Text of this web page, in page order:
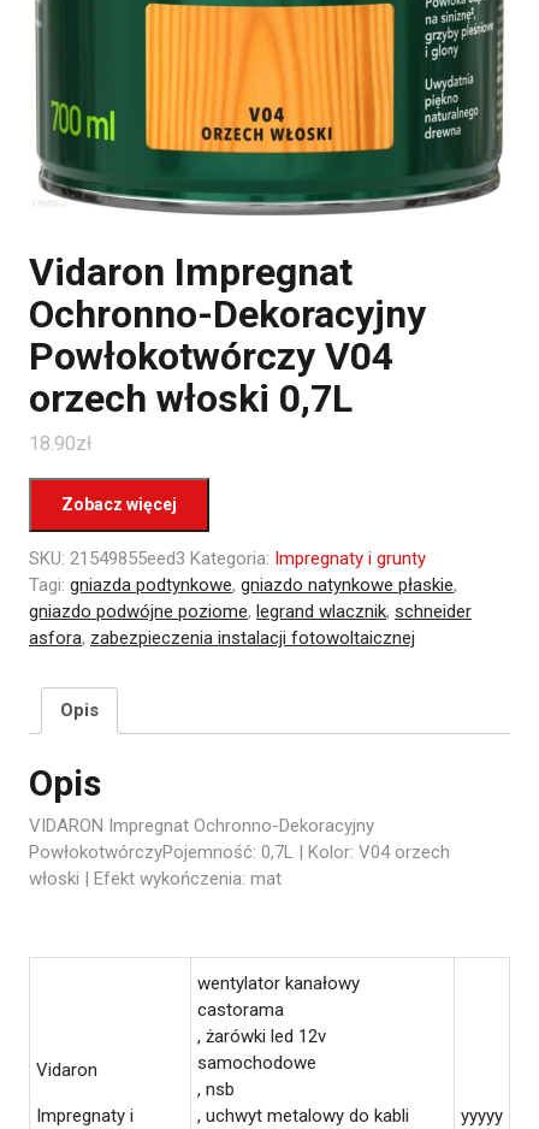
Vidaron Impregnat
Ochronno-Dekoracyjny
Powłokotwórczy V04
orzech włoski 0,7L
18.90zł
Zobacz więcej
SKU: 21549855eed3 Kategoria: Impregnaty i grunty
Tagi: gniazda podtynkowe, gniazdo natynkowe płaskie,
gniazdo podwójne poziome, legrand wlacznik, schneider
asfora, zabezpieczenia instalacji fotowoltaicznej
Opis
Opis
VIDARON Impregnat Ochronno-Dekoracyjny
PowłokotwórczyPojemność: 0,7L | Kolor: V04 orzech
włoski | Efekt wykończenia: mat
Vidaron
Impregnaty i
wentylator kanałowy
castorama
, żarówki led 12v
samochodowe
, nsb
, uchwyt metalowy do kabli
yyyyy